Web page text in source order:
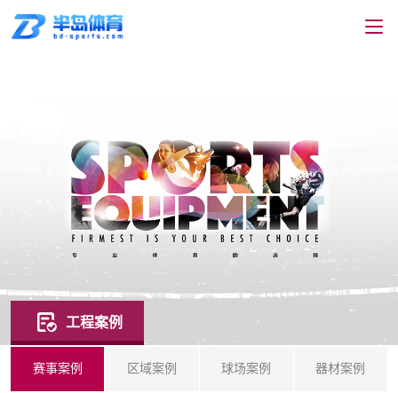
工程案例
赛事案例 区域案例 球场案例 器材案例